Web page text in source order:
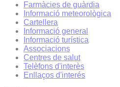
Farmàcies de guàrdia
Informació meteorològica
Cartellera
Informació general
Informació turística
Associacions
Centres de salut
Telèfons d'interès
Enllaços d'interés